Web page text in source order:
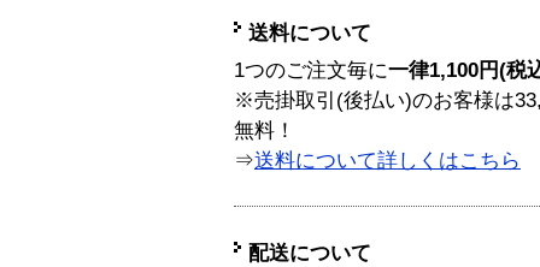
送料について
1つのご注文毎に一律1,100円(税
※売掛取引(後払い)のお客様は
無料！
⇒送料について詳しくはこちら
配送について